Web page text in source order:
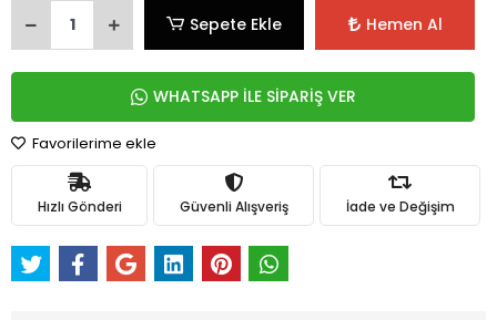
Sepete Ekle Hemen Al
WHATSAPP İLE SİPARİŞ VER
Favorilerime ekle
Hızlı Gönderi Güvenli Alışveriş İade ve Değişim